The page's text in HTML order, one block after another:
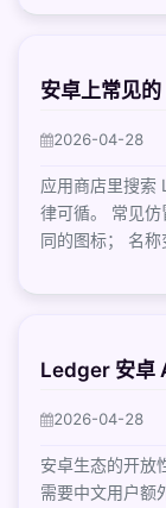
安卓上常见
2026-04-28
应用商店里搜索
律可循。 常见
同的图标； 名
Ledger 安卓
2026-04-28
安卓生态的开放
需要中文用户额